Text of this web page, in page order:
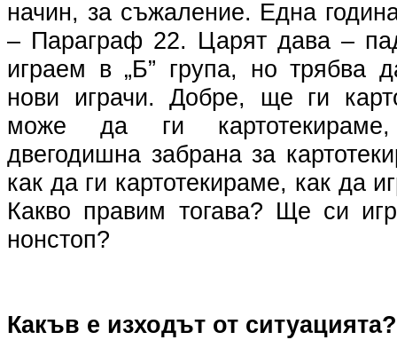
начин, за съжаление. Една
– Параграф 22. Царят дава –
играем в „Б” група, но трябва
нови играчи. Добре, ще ги
може да ги
двегодишна забрана за
как да ги картотекираме, как да
Какво правим тогава? Ще си
нонстоп?
Какъв е изходът от ситуацията?